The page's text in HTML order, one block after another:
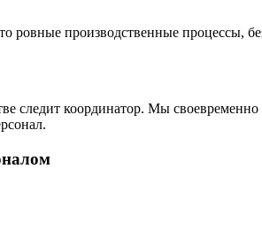
ровные производственные процессы,
следит координатор. Мы